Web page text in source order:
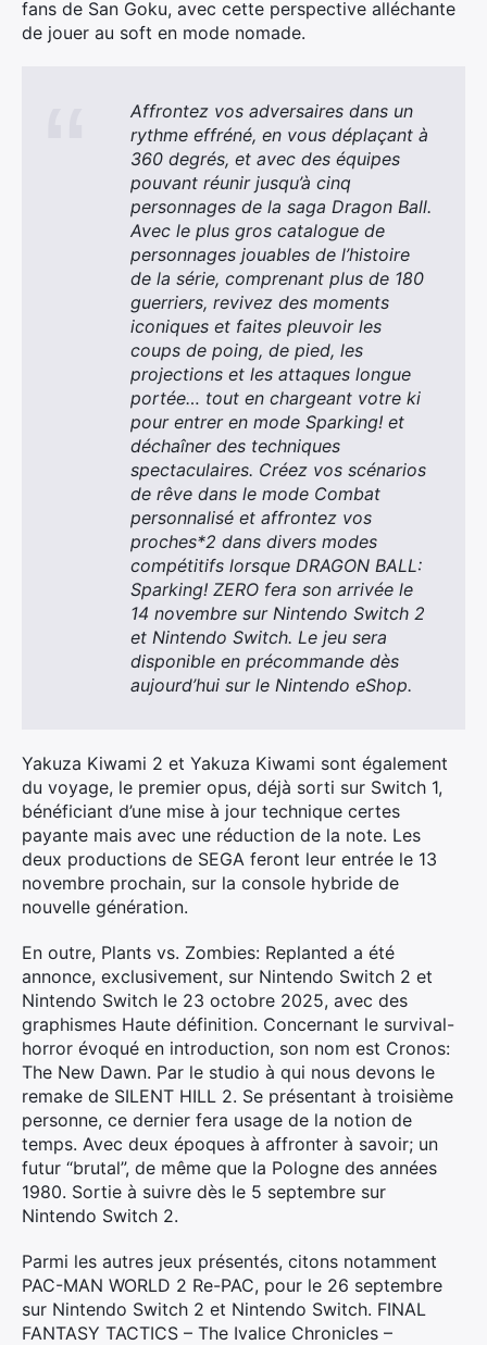
fans de San Goku, avec cette perspective alléchante
de jouer au soft en mode nomade.
Affrontez vos adversaires dans un
rythme effréné, en vous déplaçant à
360 degrés, et avec des équipes
pouvant réunir jusqu’à cinq
personnages de la saga Dragon Ball.
Avec le plus gros catalogue de
personnages jouables de l’histoire
de la série, comprenant plus de 180
guerriers, revivez des moments
iconiques et faites pleuvoir les
coups de poing, de pied, les
projections et les attaques longue
portée… tout en chargeant votre ki
pour entrer en mode Sparking! et
déchaîner des techniques
spectaculaires. Créez vos scénarios
de rêve dans le mode Combat
personnalisé et affrontez vos
proches*2 dans divers modes
compétitifs lorsque DRAGON BALL:
Sparking! ZERO fera son arrivée le
14 novembre sur Nintendo Switch 2
et Nintendo Switch. Le jeu sera
disponible en précommande dès
aujourd’hui sur le Nintendo eShop.
Yakuza Kiwami 2 et Yakuza Kiwami sont également
du voyage, le premier opus, déjà sorti sur Switch 1,
bénéficiant d’une mise à jour technique certes
payante mais avec une réduction de la note. Les
deux productions de SEGA feront leur entrée le 13
novembre prochain, sur la console hybride de
nouvelle génération.
En outre, Plants vs. Zombies: Replanted a été
annonce, exclusivement, sur Nintendo Switch 2 et
Nintendo Switch le 23 octobre 2025, avec des
graphismes Haute définition. Concernant le survival-
horror évoqué en introduction, son nom est Cronos:
The New Dawn. Par le studio à qui nous devons le
remake de SILENT HILL 2. Se présentant à troisième
personne, ce dernier fera usage de la notion de
temps. Avec deux époques à affronter à savoir; un
futur “brutal”, de même que la Pologne des années
1980. Sortie à suivre dès le 5 septembre sur
Nintendo Switch 2.
Parmi les autres jeux présentés, citons notamment
PAC-MAN WORLD 2 Re-PAC, pour le 26 septembre
sur Nintendo Switch 2 et Nintendo Switch. FINAL
FANTASY TACTICS – The Ivalice Chronicles –